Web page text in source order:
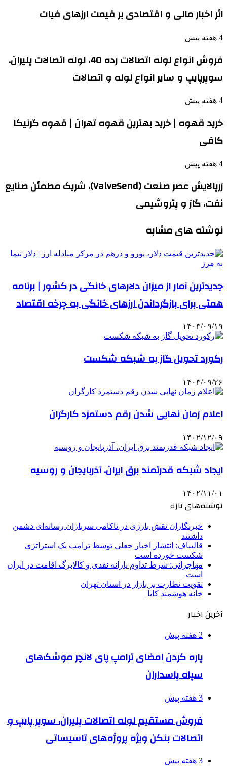
اثر اخبار مالی و اقتصادی بر قیمت ارزهای فیات
4 هفته پیش
فروش انواع لوله اتصالات رده 40، لوله اتصالات پلیران،
سوپرپایپ و سایر انواع لوله و اتصالات
4 هفته پیش
خرید قهوه | خرید بهترین قهوه تهران | قهوه گرنیکا
کافی
4 هفته پیش
زرپالایش عصر صنعت (ValveSend)، شریک مطمئن صنایع
نفت، گاز و پتروشیمی
نوشته های مشابه
جدیدترین آمار از میزان دلارهای خانگی در کشور | برنامه
همتی برای بازگرداندن ارزهای خانگی به چرخه اقتصاد
۱۴۰۳/۰۹/۱۹
رکورد تحویل گاز به شبکه شکست
۱۴۰۳/۰۹/۲۶
اعلام زمان نهایی شدن رقم دستمزد کارگران
۱۴۰۲/۱۲/۰۹
ایجاد شبکه قدرتمند برق ایران، آذربایجان و روسیه
۱۴۰۲/۱۱/۰۱
نوشته‌های تازه
خبرنگاران نقش بارزی در ناکامی سربازان رسانه‌ای دشمن
داشتند
قالیباف: انتشار اخبار جعلی توسط ترامپ یک استراتژی
شکست خورده است
مهاجرانی: شرط تداوم یارانه نقدی و کالابرگ اقامت در ایران
است
تقویت نظارت بر بازار در استان تهران
خانه هوشمند کایا
آخرین اخبار
2 هفته پیش
پاره کردن امضای ترامپ پای لانچر موشک‌های
سپاه پاسداران
3 هفته پیش
فروش مستقیم لوله اتصالات پلیران، سوپر پایپ و
اتصالات بنکن ویژه پروژه‌های تاسیساتی
3 هفته پیش